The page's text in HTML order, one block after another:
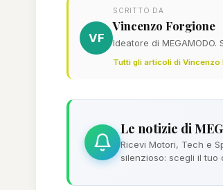
VF
SCRITTO DA
Vincenzo Forgione
Ideatore di
Tutti gli articoli di
Le notizie di
Ricevi Motori, Tech e
silenzioso: scegli il tuo